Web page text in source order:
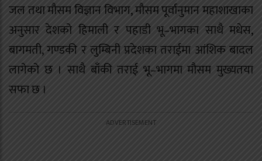
जल तथा मौसम विज्ञान विभाग, मौसम पूर्वानुमान महाशाखाका
अनुसार देशको हिमाली र पहाडी भू–भागका साथै मधेस,
बागमती, गण्डकी र लुम्बिनी प्रदेशका तराईमा आंशिक बादल
लागेको छ । साथै बाँकी तराई भू–भागमा मौसम मुख्यतया
सफा छ ।